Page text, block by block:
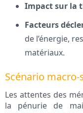
Impact sur la
Facteurs
de l’énergie,
matériaux.
Scénario macro-
Les attentes des
la pénurie de